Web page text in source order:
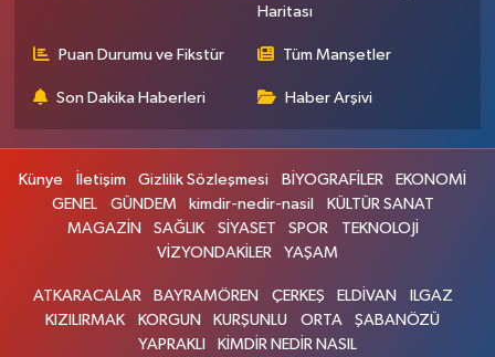
Haritası
Puan Durumu ve Fikstür Tüm Manşetler
Son Dakika Haberleri Haber Arşivi
Künye İletişim Gizlilik Sözleşmesi BİYOGRAFİLER
EKONOMİ
GENEL
GÜNDEM kimdir-nedir-nasil
KÜLTÜR SANAT
MAGAZİN
SAĞLIK SİYASET SPOR
TEKNOLOJİ
VİZYONDAKİLER
YAŞAM
ATKARACALAR BAYRAMÖREN ÇERKEŞ ELDİVAN
ILGAZ
KIZILIRMAK
KORGUN KURŞUNLU ORTA
ŞABANÖZÜ
YAPRAKLI
KİMDİR NEDİR NASIL